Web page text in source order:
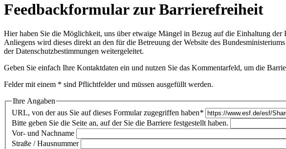
Feedbackformular zur Barrierefreiheit
Hier haben Sie die Möglichkeit, uns über etwaige Mängel in Bezug auf die Einhaltung der
Anliegens wird dieses direkt an den für die Betreuung der Website des
derDatenschutzbestimmungen weitergeleitet.
Geben Sie einfach Ihre Kontaktdaten ein und nutzen Sie das Kommentarfeld, um die
Felder mit einem * sind Pflichtfelder und müssen ausgefüllt werden.
Ihre Angaben
URL, von der aus Sie auf dieses Formular zugegriffen haben*
Bitte geben Sie die Seite an, auf der Sie die Barriere festgestellt haben.
Vor- und Nachname
Straße / Hausnummer